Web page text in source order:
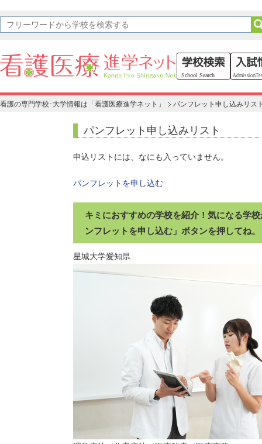
看護の専門学校･大学情報は「看護医療進学ネット」 パンフレット申し込みリス
パンフレット申し込みリスト
申込リストには、なにも入っていません。
パンフレットを申し込む
キミにおすすめの学校を紹介！気になる学
ンフレットを申し込む」ボタンを押してね。
星城大学愛知県